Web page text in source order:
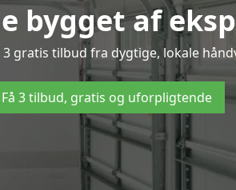
bygget af
gratis tilbud fra dygtige, lokale
Få 3 tilbud, gratis og uforpligtende